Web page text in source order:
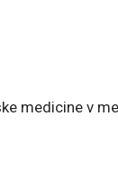
medicine v